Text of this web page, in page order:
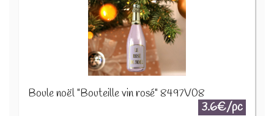
Boule noël "Bouteille vin rosé" 8497V08
3.6€/pc